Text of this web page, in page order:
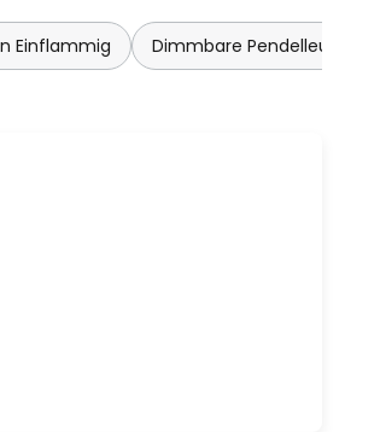
Einflammig Dimmbare